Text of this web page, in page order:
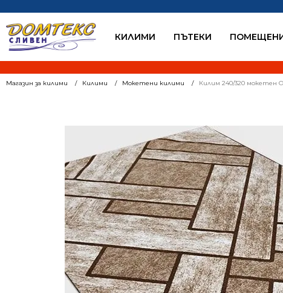
КИЛИМИ ПЪТЕКИ
Магазин за килими Килими Мокетени килими Килим 240/320 мокетен